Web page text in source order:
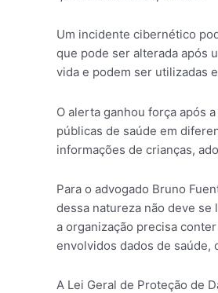
Um incidente cibernético
que pode ser alterada após
vida e podem ser utilizadas
O alerta ganhou força após
públicas de saúde em
informações de crianças,
Para o advogado Bruno
dessa natureza não deve
a organização precisa
envolvidos dados de saúde,
A Lei Geral de Proteção de